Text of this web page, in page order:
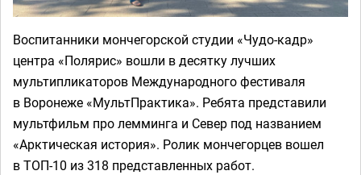
Воспитанники мончегорской студии «Чудо-кадр»
центра «Полярис» вошли в десятку лучших
мультипликаторов Международного фестиваля
в Воронеже «МультПрактика». Ребята представили
мультфильм про лемминга и Север под названием
«Арктическая история». Ролик мончегорцев вошел
в ТОП-10 из 318 представленных работ.